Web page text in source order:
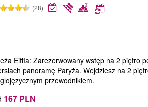
(28)
Eiffla: Zarezerwowany wstęp na 2 piętro
panoramę Paryża. Wejdziesz na 2
przewodnikiem.
167 PLN